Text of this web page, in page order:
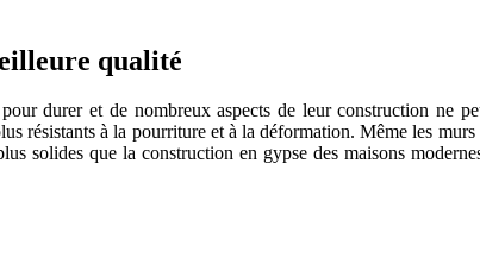
qualité
durer et de nombreux aspects de leur construction ne
résistants à la pourriture et à la déformation. Même les
solides que la construction en gypse des maisons